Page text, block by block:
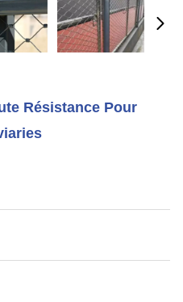
Résistance Pour